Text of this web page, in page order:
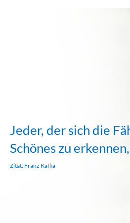
Jeder, der sich die
Schönes zu
Zitat: Franz Kafka